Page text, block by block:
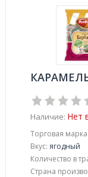
Наличие: Нет
Торговая марка:
Вкус: ягодный
Количество в
Страна